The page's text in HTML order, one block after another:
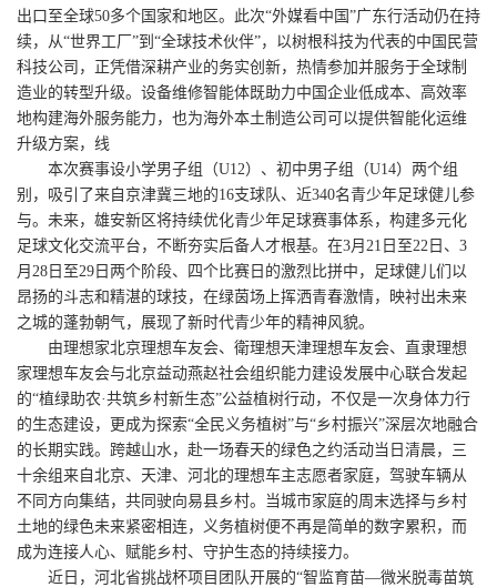
出口至全球50多个国家和地区。此次“外媒看中国”广东行活动仍在持
续，从“世界工厂”到“全球技术伙伴”，以树根科技为代表的中国民营
科技公司，正凭借深耕产业的务实创新，热情参加并服务于全球制
造业的转型升级。设备维修智能体既助力中国企业低成本、高效率
地构建海外服务能力，也为海外本土制造公司可以提供智能化运维
升级方案，线
本次赛事设小学男子组（U12）、初中男子组（U14）两个组
别，吸引了来自京津冀三地的16支球队、近340名青少年足球健儿参
与。未来，雄安新区将持续优化青少年足球赛事体系，构建多元化
足球文化交流平台，不断夯实后备人才根基。在3月21日至22日、3
月28日至29日两个阶段、四个比赛日的激烈比拼中，足球健儿们以
昂扬的斗志和精湛的球技，在绿茵场上挥洒青春激情，映衬出未来
之城的蓬勃朝气，展现了新时代青少年的精神风貌。
由理想家北京理想车友会、衛理想天津理想车友会、直隶理想
家理想车友会与北京益动燕赵社会组织能力建设发展中心联合发起
的“植绿助农·共筑乡村新生态”公益植树行动，不仅是一次身体力行
的生态建设，更成为探索“全民义务植树”与“乡村振兴”深层次地融合
的长期实践。跨越山水，赴一场春天的绿色之约活动当日清晨，三
十余组来自北京、天津、河北的理想车主志愿者家庭，驾驶车辆从
不同方向集结，共同驶向易县乡村。当城市家庭的周末选择与乡村
土地的绿色未来紧密相连，义务植树便不再是简单的数字累积，而
成为连接人心、赋能乡村、守护生态的持续接力。
近日，河北省挑战杯项目团队开展的“智监育苗—微米脱毒苗筑